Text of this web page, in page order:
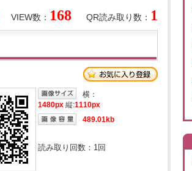
QR読み取り数： 1
VIEW数： 168
横：
1480px 縦:1110px
489.01kb
読み取り回数： 1回